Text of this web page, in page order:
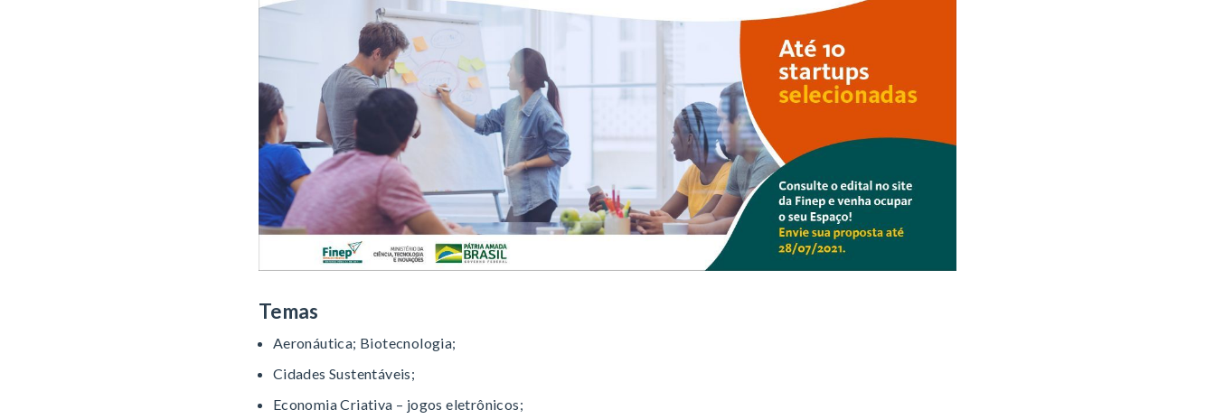
Temas
Aeronáutica; Biotecnologia;
Cidades Sustentáveis;
Economia Criativa – jogos eletrônicos;